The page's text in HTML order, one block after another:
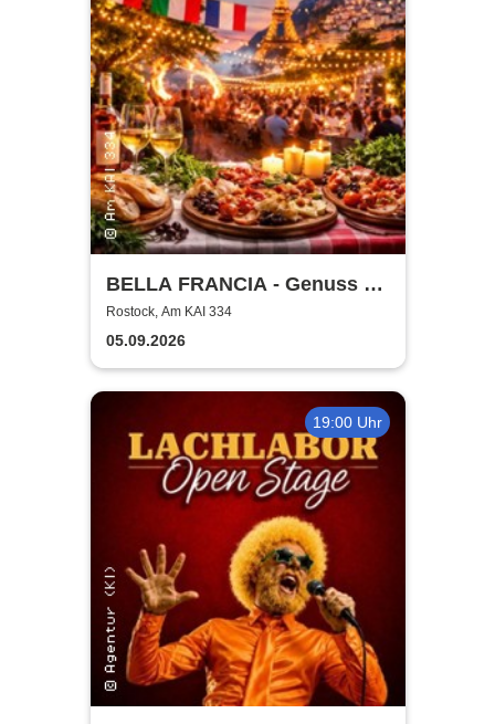
BELLA FRANCIA - Genuss &
Kultur Rostock
Rostock, Am KAI 334
05.09.2026
19:00 Uhr